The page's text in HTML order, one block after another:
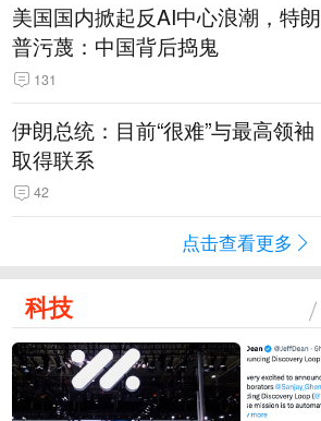
美国国内掀起反AI中心浪潮，特朗
普污蔑：中国背后捣鬼
131
伊朗总统：目前“很难”与最高领袖
取得联系
42
点击查看更多
科技